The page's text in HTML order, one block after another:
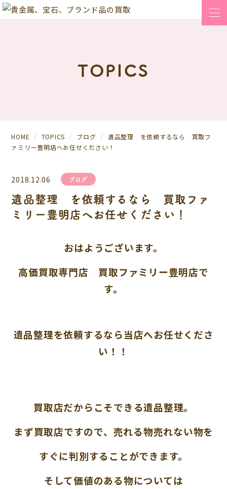
TOPICS
HOME TOPICS ブログ
遺品整理 を依頼するなら 買取フ
ァミリー豊明店へお任せください！
2018.12.06 ブログ
遺品整理 を依頼するなら 買取ファ
ミリー豊明店へお任せください！
おはようございます。
高価買取専門店 買取ファミリー豊明店で
す。
遺品整理を依頼するなら当店へお任せくださ
い！！
買取店だからこそできる遺品整理。
まず買取店ですので、 売れる物売れない物を
すぐに判別することができます。
そして価値のある物については